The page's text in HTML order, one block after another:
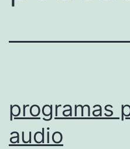
programas
audio